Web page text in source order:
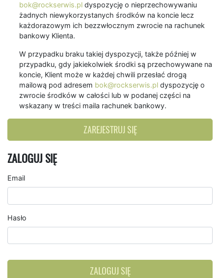
bok@rockserwis.pl dyspozycję o nieprzechowywaniu
żadnych niewykorzystanych środków na koncie lecz
każdorazowym ich bezzwłocznym zwrocie na rachunek
bankowy Klienta.
W przypadku braku takiej dyspozycji, także później w
przypadku, gdy jakiekolwiek środki są przechowywane na
koncie, Klient może w każdej chwili przesłać drogą
mailową pod adresem bok@rockserwis.pl dyspozycję o
zwrocie środków w całości lub w podanej części na
wskazany w treści maila rachunek bankowy.
ZAREJESTRUJ SIĘ
ZALOGUJ SIĘ
Email
Hasło
ZALOGUJ SIĘ